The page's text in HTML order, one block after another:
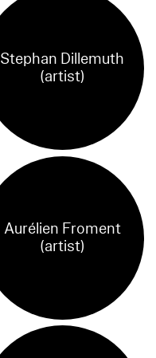
Stephan Dillemuth
(artist)
Aurélien Froment
(artist)